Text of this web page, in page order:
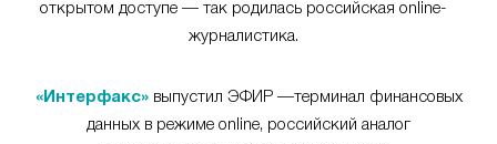
открытом доступе — так родилась российская online-
журналистика.
«Интерфакс»выпустил ЭФИР —терминал финансовых
данных в режиме online, российский аналог